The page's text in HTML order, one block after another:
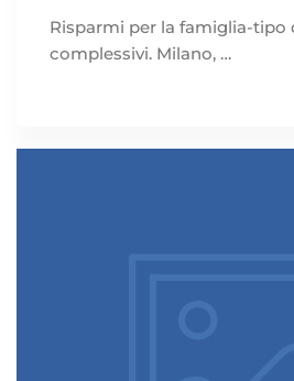
Risparmi per la famiglia-tipo
complessivi. Milano, …